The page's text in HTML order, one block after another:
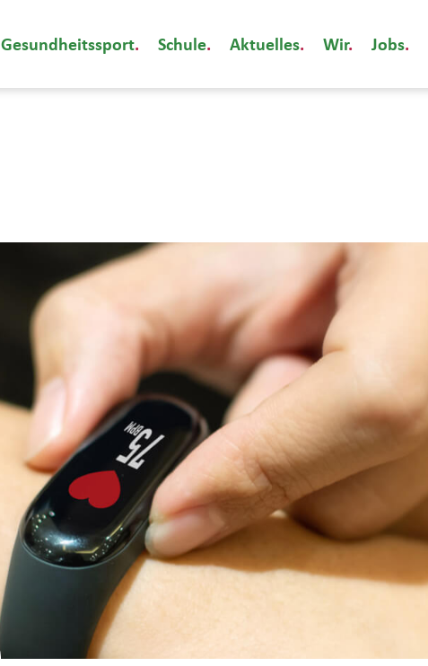
Gesundheitssport Schule Aktuelles Wir Jobs